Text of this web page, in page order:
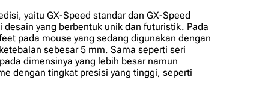
yaitu GX-Speed standar dan GX-Speed
desain yang berbentuk unik dan futuristik. Pada
pada mouse yang sedang digunakan dengan
sebesar 5 mm. Sama seperti seri
dimensinya yang lebih besar namun
dengan tingkat presisi yang tinggi, seperti